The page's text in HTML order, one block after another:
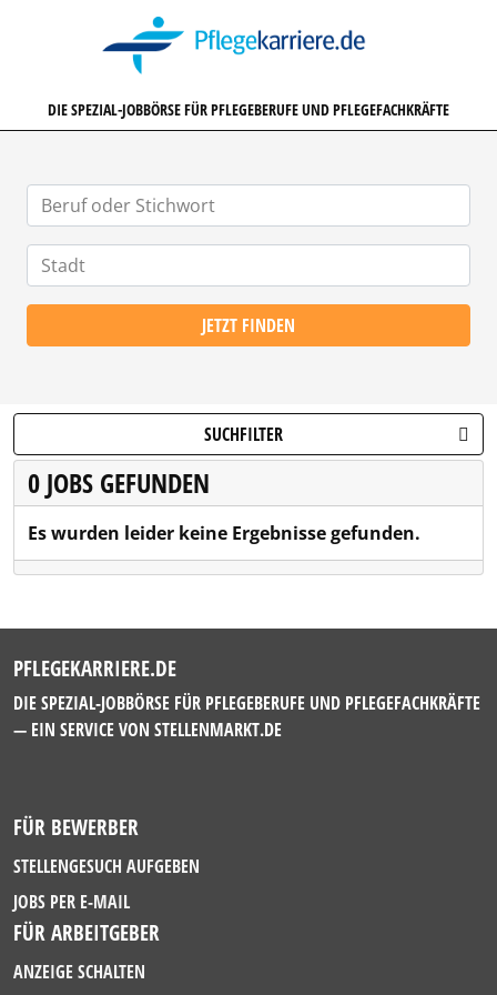
DIE SPEZIAL-JOBBÖRSE FÜR PFLEGEBERUFE UND PFLEGEFACHKRÄFTE
JETZT FINDEN
SUCHFILTER
0 JOBS GEFUNDEN
Es wurden leider keine Ergebnisse gefunden.
PFLEGEKARRIERE.DE
DIE SPEZIAL-JOBBÖRSE FÜR PFLEGEBERUFE UND PFLEGEFACHKRÄFTE
— EIN SERVICE VON STELLENMARKT.DE
FÜR BEWERBER
STELLENGESUCH AUFGEBEN
JOBS PER E-MAIL
FÜR ARBEITGEBER
ANZEIGE SCHALTEN